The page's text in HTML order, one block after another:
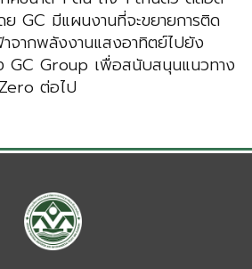
GC มีแผนงานที่จะขยายการติด
จากพลังงานแสงอาทิตย์ไปยัง
GC Group เพื่อสนับสนุนแนวทาง
ต่อไป